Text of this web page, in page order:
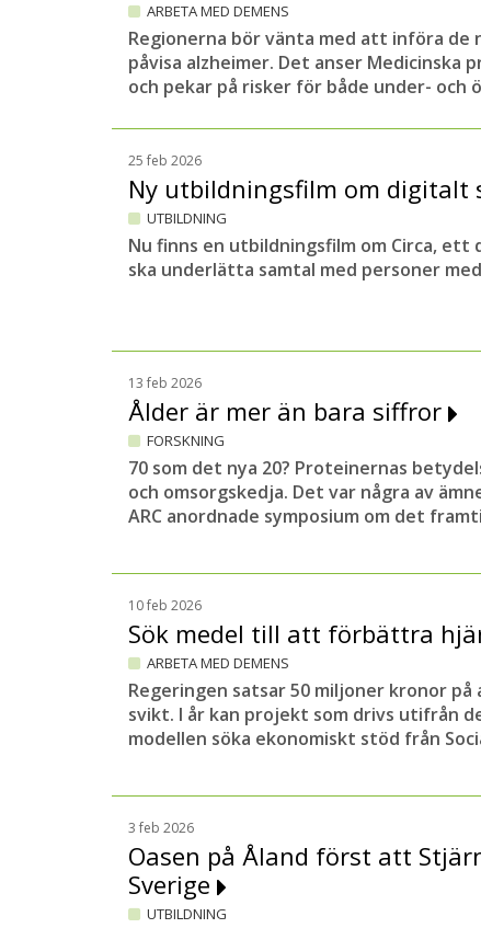
ARBETA MED DEMENS
Regionerna bör vänta med att införa
påvisa alzheimer. Det anser Medicinska
och pekar på risker för både under- och
25 feb 2026
Ny utbildningsfilm om digitalt
UTBILDNING
Nu finns en utbildningsfilm om Circa, ett
ska underlätta samtal med personer
13 feb 2026
Ålder är mer än bara siffror
FORSKNING
70 som det nya 20? Proteinernas
och omsorgskedja. Det var några av
ARC anordnade symposium om det
10 feb 2026
Sök medel till att förbättra
ARBETA MED DEMENS
Regeringen satsar 50 miljoner kronor
svikt. I år kan projekt som drivs utifrån
modellen söka ekonomiskt stöd från
3 feb 2026
Oasen på Åland först att
Sverige
UTBILDNING